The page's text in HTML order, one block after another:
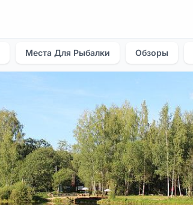
Места Для Рыбалки Обзоры